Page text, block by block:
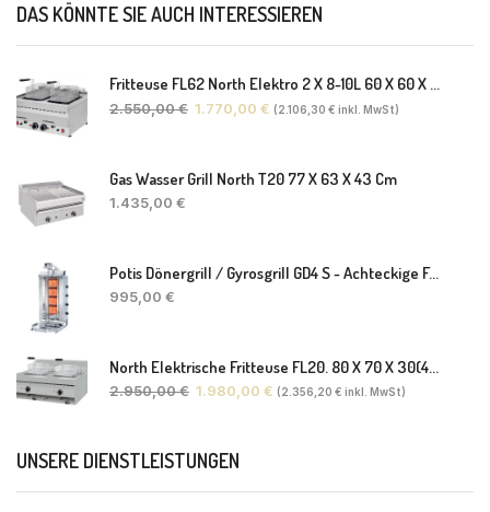
DAS KÖNNTE SIE AUCH INTERESSIEREN
Fritteuse FL62 North Elektro 2 X 8-10L 60 X 60 X 30(38) Cm
2.550,00€ 1.770,00 € (2.106,30 € inkl. MwSt)
Gas Wasser Grill North T20 77 X 63 X 43 Cm
1.435,00 €
Potis Dönergrill / Gyrosgrill GD4 S - Achteckige Fettwanne-Ohne Schaufel
995,00 €
North Elektrische Fritteuse FL20. 80 X 70 X 30(46) Cm
2.950,00€ 1.980,00 € (2.356,20 € inkl. MwSt)
UNSERE DIENSTLEISTUNGEN